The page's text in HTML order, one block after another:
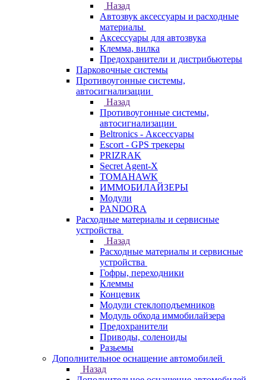
Назад
Автозвук аксессуары и расходные
материалы
Аксессуары для автозвука
Клемма, вилка
Предохранители и дистрибьютеры
Парковочные системы
Противоугонные системы,
автосигнализации
Назад
Противоугонные системы,
автосигнализации
Beltronics - Аксессуары
Escort - GPS трекеры
PRIZRAK
Secret Agent-X
TOMAHAWK
ИММОБИЛАЙЗЕРЫ
Модули
PANDORA
Расходные материалы и сервисные
устройства
Назад
Расходные материалы и сервисные
устройства
Гофры, переходники
Клеммы
Концевик
Модули стеклоподъемников
Модуль обхода иммобилайзера
Предохранители
Приводы, соленоиды
Разьемы
Дополнительное оснащение автомобилей
Назад